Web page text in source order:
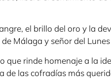
el brillo del oro y la
Málaga y señor del
que rinde homenaje a la
de las cofradías más